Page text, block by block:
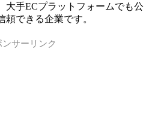
大手ECプラットフォームでも公
できる企業です。
ンサーリンク